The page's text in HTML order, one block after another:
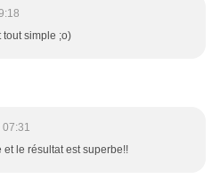
tout simple ;o)
07:31
et le résultat est superbe!!